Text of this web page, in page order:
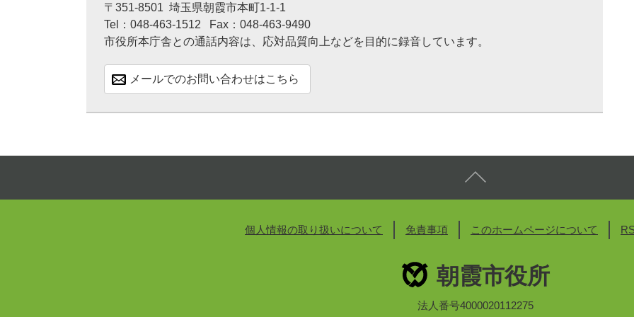
〒351-8501 埼玉県朝霞市本町1-1-1
Tel：048-463-1512
Fax：048-463-9490
市役所本庁舎との通話内容は、応対品質向上などを目的に録音しています。
メールでのお問い合わせはこちら
個人情報の取り扱いについて 免責事項 このホームページについて
朝霞市役所
法人番号4000020112275